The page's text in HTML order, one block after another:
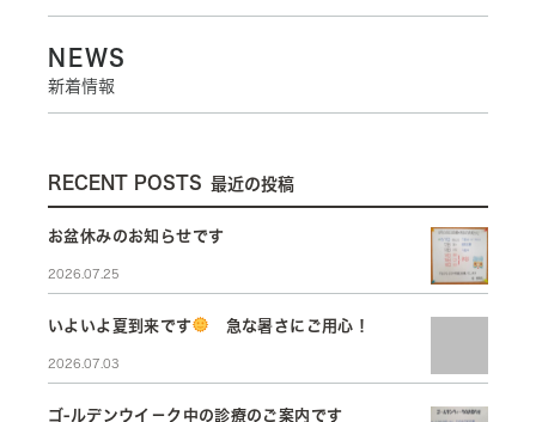
NEWS
新着情報
RECENT POSTS 最近の投稿
お盆休みのお知らせです
2026.07.25
いよいよ夏到来です 急な暑さにご用心！
2026.07.03
ゴ-ルデンウイ－ク中の診療のご案内です